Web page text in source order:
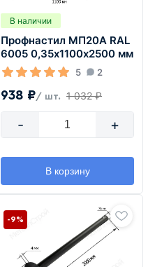
В наличии
Профнастил МП20А RAL
6005 0,35х1100х2500 мм
5 2
938 ₽/ шт. 1 032 ₽
- +
В корзину
-9%